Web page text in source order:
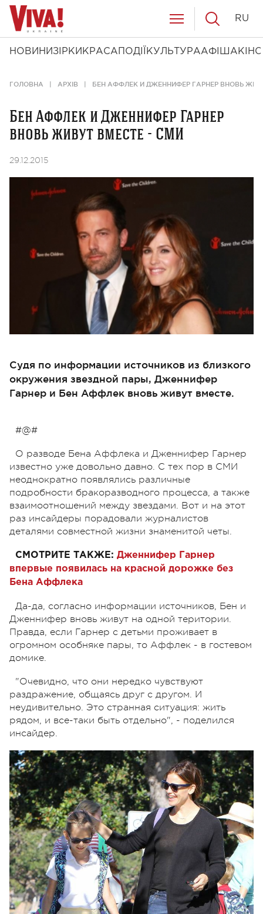
НОВИНИ ЗІРКИ КРАСА ПОДІЇ КУЛЬТУРААФІША КІНО
RU
ГОЛОВНА АРХІВ БЕН АФФЛЕК И ДЖЕННИФЕР ГАРНЕР ВНОВЬ
Бен Аффлек и Дженнифер Гарнер
вновь живут вместе - СМИ
29.12.2015
Судя по информации источников из близкого
окружения звездной пары, Дженнифер
Гарнер и Бен Аффлек вновь живут вместе.
#@#
О разводе Бена Аффлека и Дженнифер Гарнер
известно уже довольно давно. С тех пор в СМИ
неоднократно появлялись различные
подробности бракоразводного процесса, а также
взаимоотношений между звездами. Вот и на этот
раз инсайдеры порадовали журналистов
деталями совместной жизни знаменитой четы.
СМОТРИТЕ ТАКЖЕ: Дженнифер Гарнер
впервые появилась на красной дорожке без
Бена Аффлека
Да-да, согласно информации источников, Бен и
Дженнифер вновь живут на одной територии.
Правда, если Гарнер с детьми проживает в
огромном особняке пары, то Аффлек - в гостевом
домике.
"Очевидно, что они нередко чувствуют
раздражение, общаясь друг с другом. И
неудивительно. Это странная ситуация: жить
рядом, и все-таки быть отдельно", - поделился
инсайдер.